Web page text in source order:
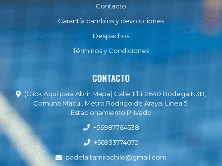
Contacto
Garantía cambios y devoluciones
Despachos
Términos y Condiciones
CONTACTO
(Click Aquí para Abrir Mapa) Calle Tiltil 2640 Bodega N3B,
Comuna Macul. Metro Rodrigo de Araya, Línea 5.
Estacionamiento Privado
+56987764538
+56933774072
padelaltamirachile@gmail.com